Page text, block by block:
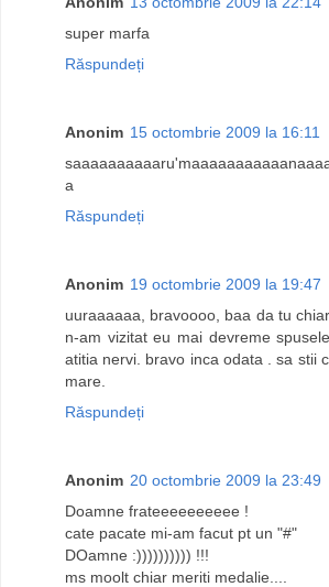
super marfa
Răspundeți
Anonim 15 octombrie 2009 la 16:11
a
Răspundeți
Anonim 19 octombrie 2009 la 19:47
uuraaaaaa, bravoooo, baa da tu
n-am vizitat eu mai devreme
atitia nervi. bravo inca odata . sa stii
mare.
Răspundeți
Anonim 20 octombrie 2009 la 23:49
Doamne frateeeeeeeeee !
cate pacate mi-am facut pt un "#"
DOamne :)))))))))) !!!
ms moolt chiar meriti medalie....